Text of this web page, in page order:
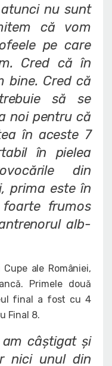
nu sunt
că vom
pe care
Cred că în
bine. Cred că
să se
noi pentru că
în aceste 7
în pielea
din
prima este în
frumos
alb-
ale României,
Primele două
final a fost cu 4
Final 8.
câștigat și
nici unul din